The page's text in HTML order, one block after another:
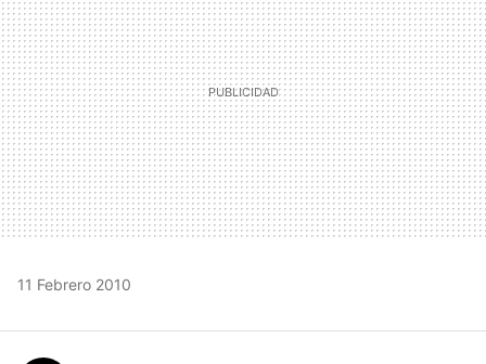
11 Febrero 2010